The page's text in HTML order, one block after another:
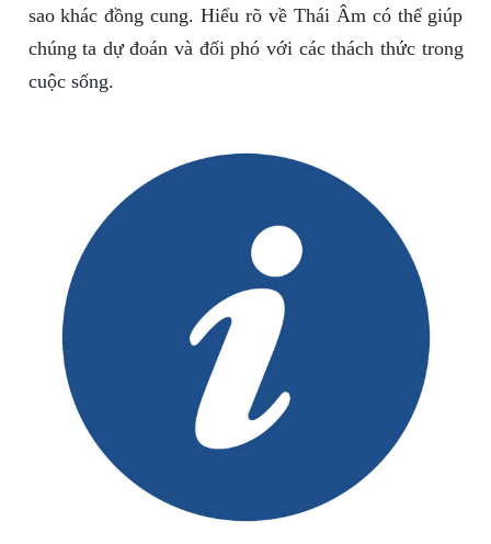
sao khác đồng cung. Hiểu rõ về Thái Âm có thể giúp
chúng ta dự đoán và đối phó với các thách thức trong
cuộc sống.